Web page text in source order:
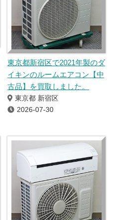
東京都新宿区で2021年製のダ
イキンのルームエアコン【中
古品】を買取しました。
東京都 新宿区
2026-07-30